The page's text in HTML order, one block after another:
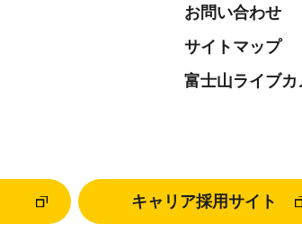
お問い合わせ
サイトマップ
富士山ライブカ
キャリア採用サイト